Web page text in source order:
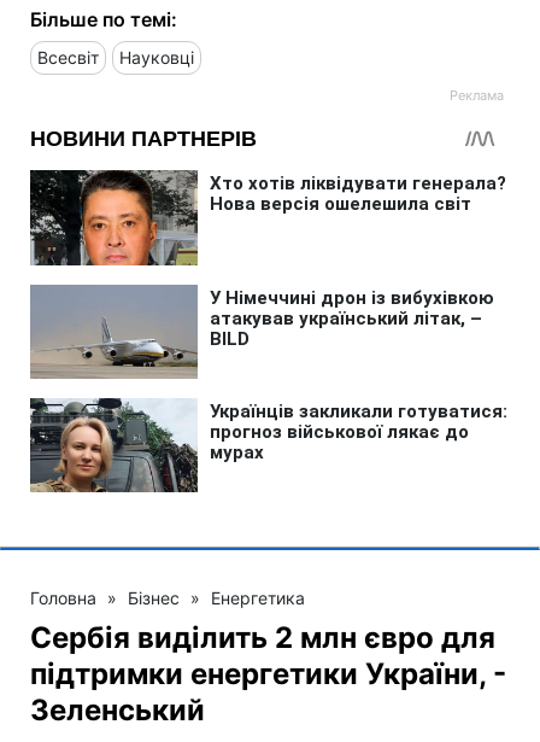
Більше по темі:
Всесвіт Науковці
Головна » Бізнес » Енергетика
Сербія виділить 2 млн євро для
підтримки енергетики України, -
Зеленський